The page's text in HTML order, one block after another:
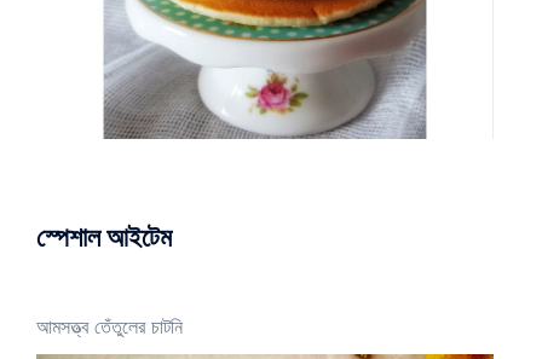
স্পেশাল আইটেম
আমসত্ত্ব তেঁতুলের চাটনি